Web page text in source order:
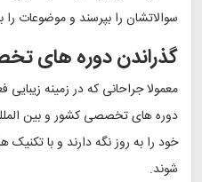
سوالاتشان را بپرسند و موضوعات
گذراندن دوره های
معمولا جراحانی که در زمینه زیبایی
دوره های تخصصی کشور و بین
خود را به روز نگه دارند و با
شوند.